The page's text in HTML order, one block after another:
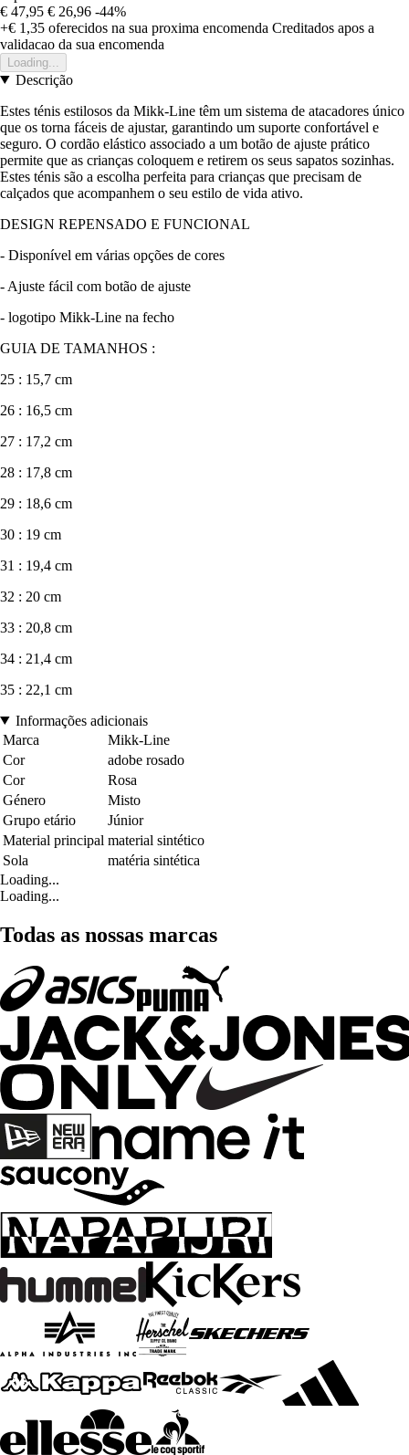
€ 47,95 € 26,96 -44%
+€ 1,35 oferecidos na sua proxima encomenda Creditados apos a
validacao da sua encomenda
Loading...
Descrição
Estes ténis estilosos da Mikk-Line têm um sistema de atacadores único
que os torna fáceis de ajustar, garantindo um suporte confortável e
seguro. O cordão elástico associado a um botão de ajuste prático
permite que as crianças coloquem e retirem os seus sapatos sozinhas.
Estes ténis são a escolha perfeita para crianças que precisam de
calçados que acompanhem o seu estilo de vida ativo.
DESIGN REPENSADO E FUNCIONAL
- Disponível em várias opções de cores
- Ajuste fácil com botão de ajuste
- logotipo Mikk-Line na fecho
GUIA DE TAMANHOS :
25 : 15,7 cm
26 : 16,5 cm
27 : 17,2 cm
28 : 17,8 cm
29 : 18,6 cm
30 : 19 cm
31 : 19,4 cm
32 : 20 cm
33 : 20,8 cm
34 : 21,4 cm
35 : 22,1 cm
Informações adicionais
Marca
Mikk-Line
Cor
adobe rosado
Cor
Rosa
Género
Misto
Grupo etário
Júnior
Material principal material sintético
Sola
matéria sintética
Loading...
Loading...
Todas as nossas marcas